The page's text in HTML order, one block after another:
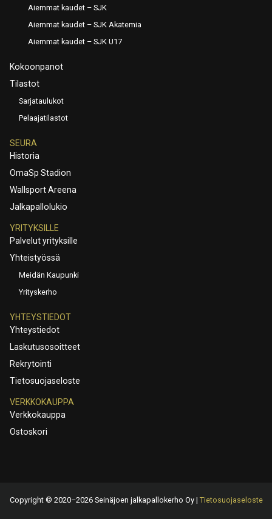
Aiemmat kaudet – SJK
Aiemmat kaudet – SJK Akatemia
Aiemmat kaudet – SJK U17
Kokoonpanot
Tilastot
Sarjataulukot
Pelaajatilastot
SEURA
Historia
OmaSp Stadion
Wallsport Areena
Jalkapallolukio
YRITYKSILLE
Palvelut yrityksille
Yhteistyössä
Meidän Kaupunki
Yrityskerho
YHTEYSTIEDOT
Yhteystiedot
Laskutusosoitteet
Rekrytointi
Tietosuojaseloste
VERKKOKAUPPA
Verkkokauppa
Ostoskori
Copyright © 2020–2026 Seinäjoen jalkapallokerho Oy | Tietosuojaseloste